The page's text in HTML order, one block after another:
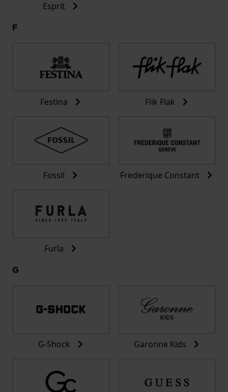
Esprit
F
Festina Flik Flak
Fossil Frederique Constant
Furla
G
G-Shock Garonne Kids